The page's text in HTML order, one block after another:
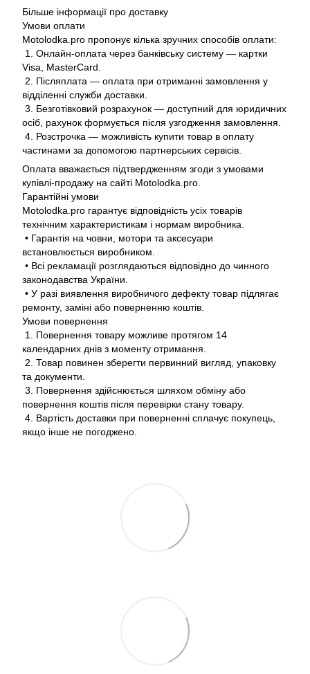
Більше інформації про доставку
Умови оплати
Motolodka.pro пропонує кілька зручних способів оплати:
1. Онлайн-оплата через банківську систему — картки
Visa, MasterCard.
2. Післяплата — оплата при отриманні замовлення у
відділенні служби доставки.
3. Безготівковий розрахунок — доступний для юридичних
осіб, рахунок формується після узгодження замовлення.
4. Розстрочка — можливість купити товар в оплату
частинами за допомогою партнерських сервісів.
Оплата вважається підтвердженням згоди з умовами
купівлі-продажу на сайті Motolodka.pro.
Гарантійні умови
Motolodka.pro гарантує відповідність усіх товарів
технічним характеристикам і нормам виробника.
• Гарантія на човни, мотори та аксесуари
встановлюється виробником.
• Всі рекламації розглядаються відповідно до чинного
законодавства України.
• У разі виявлення виробничого дефекту товар підлягає
ремонту, заміні або поверненню коштів.
Умови повернення
1. Повернення товару можливе протягом 14
календарних днів з моменту отримання.
2. Товар повинен зберегти первинний вигляд, упаковку
та документи.
3. Повернення здійснюється шляхом обміну або
повернення коштів після перевірки стану товару.
4. Вартість доставки при поверненні сплачує покупець,
якщо інше не погоджено.